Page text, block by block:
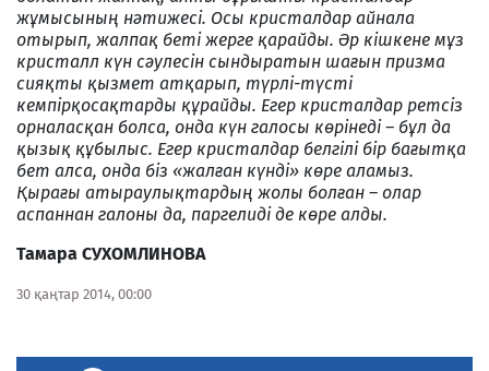
жұмысының нәтижесі. Осы кристалдар айнала
отырып, жалпақ беті жерге қарайды. Әр кішкене мұз
кристалл күн сәулесін сындыратын шағын призма
сияқты қызмет атқарып, түрлі-түсті
кемпірқосақтарды құрайды. Егер кристалдар ретсіз
орналасқан болса, онда күн галосы көрінеді – бұл да
қызық құбылыс. Егер кристалдар белгілі бір бағытқа
бет алса, онда біз «жалған күнді» көре аламыз.
Қырағы атыраулықтардың жолы болған – олар
аспаннан галоны да, паргелиді де көре алды.
Тамара СУХОМЛИНОВА
30 қаңтар 2014, 00:00